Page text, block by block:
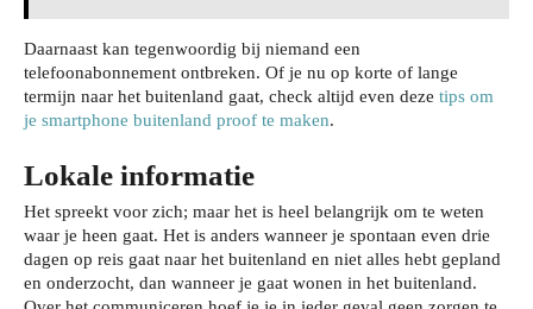
Daarnaast kan tegenwoordig bij niemand een
telefoonabonnement ontbreken. Of je nu op korte of lange
termijn naar het buitenland gaat, check altijd even deze tips om
je smartphone buitenland proof te maken.
Lokale informatie
Het spreekt voor zich; maar het is heel belangrijk om te weten
waar je heen gaat. Het is anders wanneer je spontaan even drie
dagen op reis gaat naar het buitenland en niet alles hebt gepland
en onderzocht, dan wanneer je gaat wonen in het buitenland.